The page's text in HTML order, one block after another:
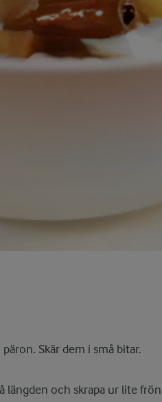
Skär dem i små bitar.
längden och skrapa ur lite